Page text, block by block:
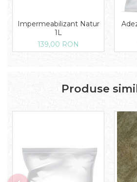
Impermeabilizant Natur
1L
139,00 RON
Produse